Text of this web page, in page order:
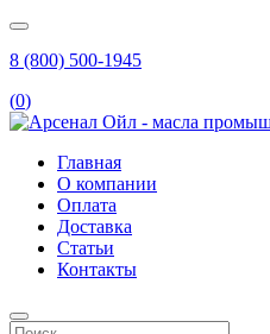
8 (800) 500-1945
(0)
Главная
О компании
Оплата
Доставка
Статьи
Контакты